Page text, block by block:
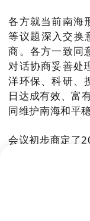
各方就当前南海
等议题深入交换
商。各方一致同
对话协商妥善处
洋环保、科研、
日达成有效、富
同维护南海和平稳
会议初步商定了